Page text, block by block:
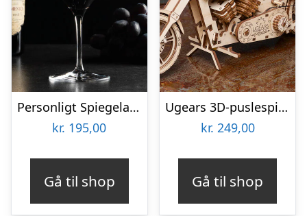
Personligt Spiegelau Rødvinsglas med Gravering – Bogstav, Navn & Dato
kr. 195,00
Gå til shop
Ugears 3D-puslespil i Træ – MC
kr. 249,00
Gå til shop